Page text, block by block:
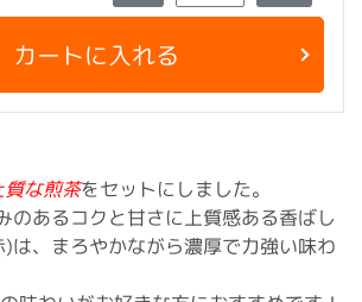
カートに入れる
な煎茶をセットにしました。
のあるコクと甘さに上質感ある香ばし
は、まろやかながら濃厚で力強い味わ